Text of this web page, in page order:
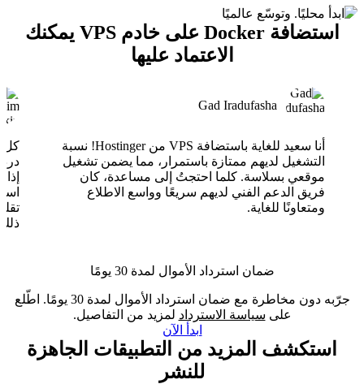
استضافة Docker على خادم VPS يمكنك
الاعتماد عليها
Gad Iradufasha
أنا سعيد للغاية باستضافة VPS من Hostinger! نسبة
التشغيل لديهم ممتازة باستمرار، مما يضمن تشغيل
موقعي بسلاسة. كلما احتجتُ إلى مساعدة، كان
فريق الدعم الفني لديهم سريعًا وواسع الاطلاع
ومتعاونًا للغاية.
ضمان استرداد الأموال لمدة 30 يومًا
جرّبه دون مخاطرة مع ضمان استرداد الأموال لمدة 30 يومًا. اطّلع
على سياسة الاسترداد لمزيد من التفاصيل.
ابدأ الآن
استكشف المزيد من التطبيقات الجاهزة
للنشر